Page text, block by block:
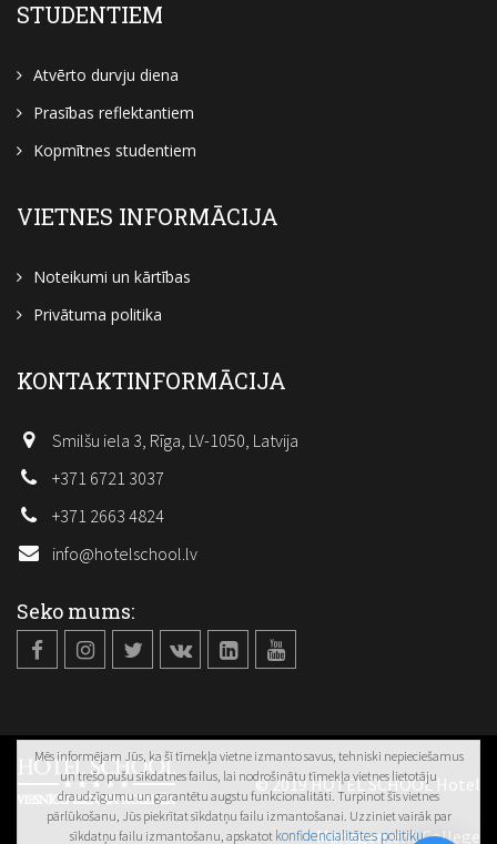
STUDENTIEM
Atvērto durvju diena
Prasības reflektantiem
Kopmītnes studentiem
VIETNES INFORMĀCIJA
Noteikumi un kārtības
Privātuma politika
KONTAKTINFORMĀCIJA
Smilšu iela 3, Rīga, LV-1050, Latvija
+371 6721 3037
+371 2663 4824
info@hotelschool.lv
Seko mums:
© 2019 HOTEL SCHOOL Hotel
Management College
Mēs informējam Jūs, ka šī tīmekļa vietne izmanto savus, tehniski nepieciešamus
un trešo pušu sīkdatnes failus, lai nodrošinātu tīmekļa vietnes lietotāju
draudzīgumu un garantētu augstu funkcionalitāti. Turpinot šīs vietnes
pārlūkošanu, Jūs piekrītat sīkdatņu failu izmantošanai. Uzziniet vairāk par
sīkdatņu failu izmantošanu, apskatot konfidencialitātes politiku.